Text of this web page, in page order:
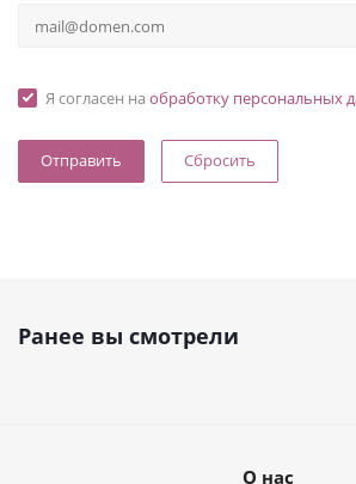
Я согласен на обработку персональных
Сбросить
Ранее вы смотрели
О нас